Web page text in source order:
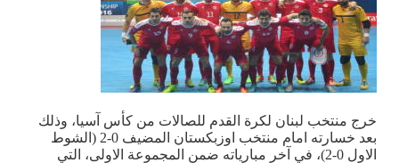
خرج منتخب لبنان لكرة القدم للصالات من كأس آسيا، وذلك
بعد خسارته امام منتخب اوزبكستان المضيف 0-2 (الشوط
الاول 0-2)، في آخر مبارياته ضمن المجموعة الاولى، التي